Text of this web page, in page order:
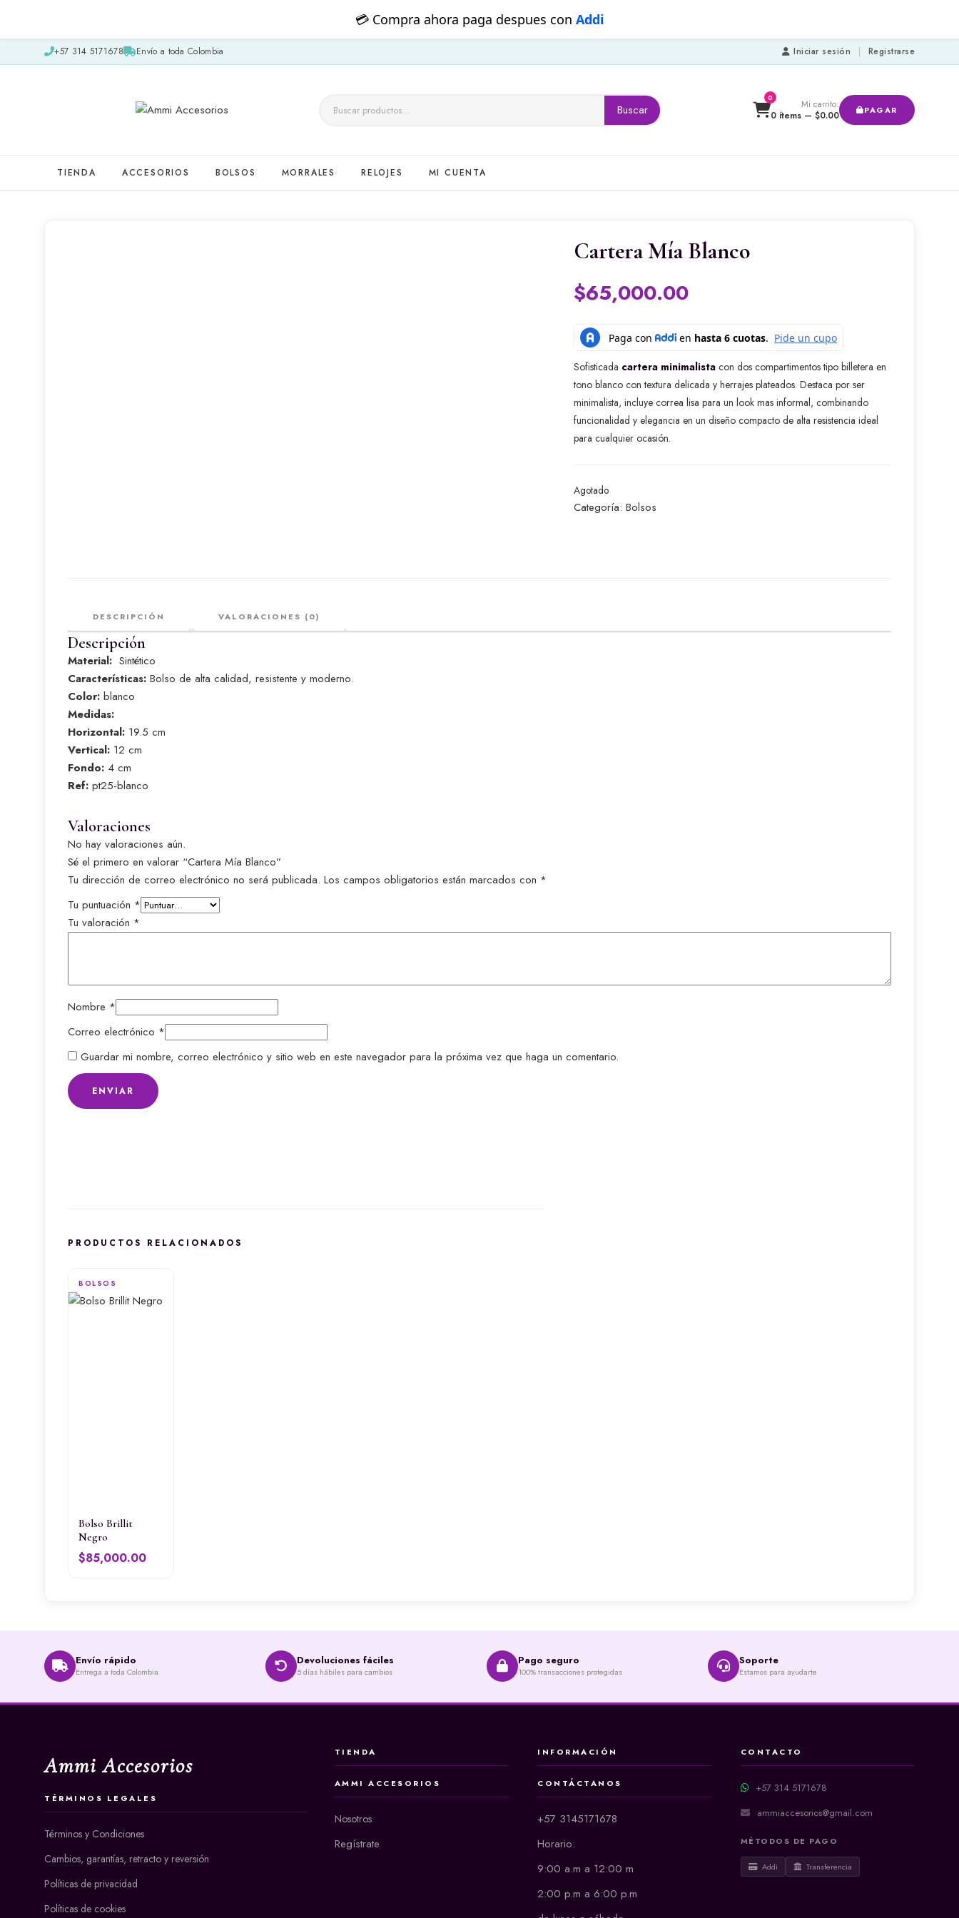
💳 Pagos con transferenciaQR
+57 314 5171678 Envío a toda Colombia Iniciar sesión | Registrarse
Buscar
Buscar
0
Mi carrito:
0 ítems — $0.00 PAGAR
TIENDA ACCESORIOS BOLSOS MORRALES RELOJES MI CUENTA
Cartera Mía Blanco
$65,000.00
Sofisticada cartera minimalista con dos compartimentos tipo billetera en
tono blanco con textura delicada y herrajes plateados. Destaca por ser
minimalista, incluye correa lisa para un look mas informal, combinando
funcionalidad y elegancia en un diseño compacto de alta resistencia ideal
para cualquier ocasión.
Agotado
Categoría:Bolsos
DESCRIPCIÓN VALORACIONES (0)
Descripción
Material: Sintético
Características: Bolso de alta calidad, resistente y moderno.
Color: blanco
Medidas:
Horizontal: 19.5 cm
Vertical: 12 cm
Fondo: 4 cm
Ref: pt25-blanco
Valoraciones
No hay valoraciones aún.
Sé el primero en valorar “Cartera Mía Blanco”
Tu dirección de correo electrónico no será publicada. Los campos obligatorios están marcados con *
Tu puntuación *
Tu valoración *
Nombre *
Correo electrónico *
Guardar mi nombre, correo electrónico y sitio web en este navegador para la próxima vez que haga un comentario.
PRODUCTOS RELACIONADOS
BOLSOS
Bolso Brillit
Negro
$85,000.00
Envío rápido
Entrega a toda Colombia
Devoluciones fáciles
5 días hábiles para cambios
Pago seguro
100% transacciones protegidas
Soporte
Estamos para ayudarte
Ammi Accesorios
TÉRMINOS LEGALES
Términos y Condiciones
Cambios, garantías, retracto y reversión
Políticas de privacidad
Políticas de cookies
TIENDA
AMMI ACCESORIOS
Nosotros
Regístrate
INFORMACIÓN
CONTÁCTANOS
+57 3145171678
Horario:
9:00 a.m a 12:00 m
2:00 p.m a 6:00 p.m
CONTACTO
+57 314 5171678
ammiaccesorios@gmail.com
MÉTODOS DE PAGO
Addi Transferencia